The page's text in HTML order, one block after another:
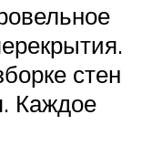
стен
Каждое